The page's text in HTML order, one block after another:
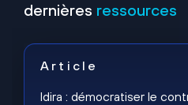
dernières ressources
Article
Idira : démocratiser le